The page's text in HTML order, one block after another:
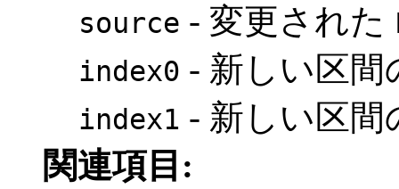
source - 変更された
index0 - 新しい区間
index1 - 新しい区間
関連項目: